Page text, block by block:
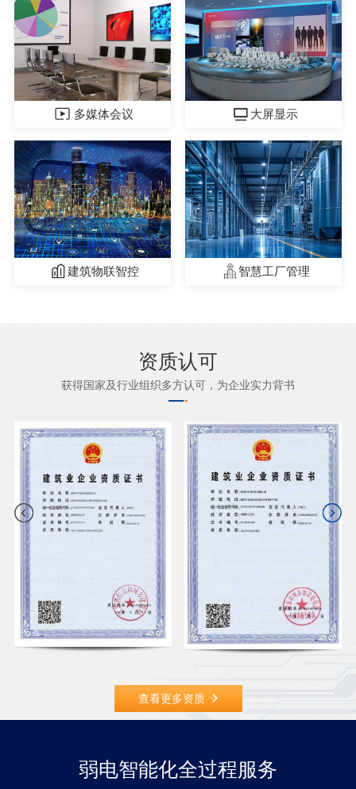
多媒体会议 大屏显示
建筑物联智控 智慧工厂管理
资质认可
获得国家及行业组织多方认可，为企业实力背书
查看更多资质
弱电智能化全过程服务